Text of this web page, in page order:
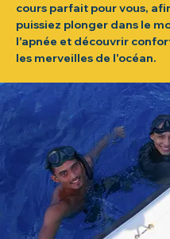
cours parfait pour vous,
puissiez plonger dans le
l'apnée et découvrir
les merveilles de l'océan.